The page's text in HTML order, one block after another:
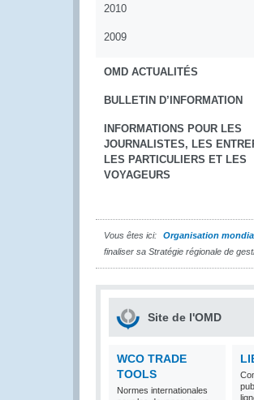
2010
2009
OMD ACTUALITÉS
BULLETIN D’INFORMATION
INFORMATIONS POUR LES
JOURNALISTES, LES
LES PARTICULIERS ET LES
VOYAGEURS
Vous êtes ici: Organisation
finaliser sa Stratégie régionale de
Site de l'OMD
WCO TRADE
TOOLS
Normes internationales